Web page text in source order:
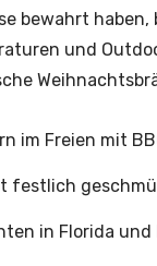
bewahrt
und
im Freien mit
festlich
in Florida und